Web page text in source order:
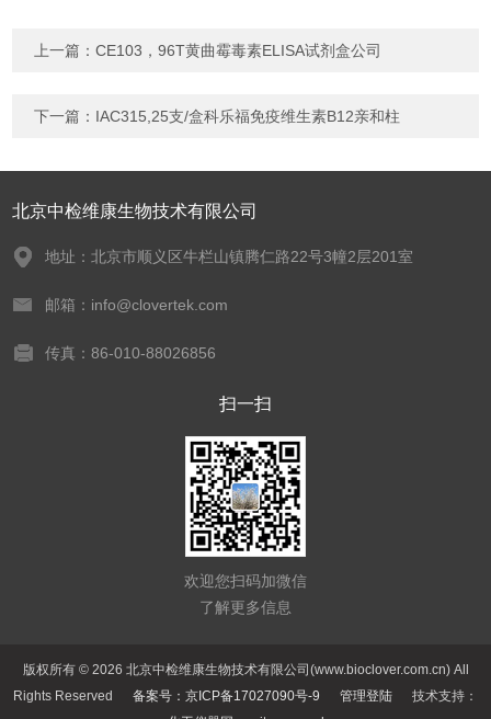
上一篇：CE103，96T黄曲霉毒素ELISA试剂盒公司
下一篇： IAC315,25支/盒科乐福免疫维生素B12亲和柱
北京中检维康生物技术有限公司
地址：北京市顺义区牛栏山镇腾仁路22号3幢2层201室
邮箱：info@clovertek.com
传真：86-010-88026856
扫一扫
欢迎您扫码加微信
了解更多信息
版权所有 © 2026 北京中检维康生物技术有限公司(www.bioclover.com.cn) All
Rights Reserved 备案号：京ICP备17027090号-9 管理登陆 技术支持：